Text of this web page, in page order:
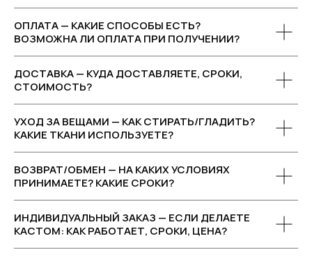
ОПЛАТА — КАКИЕ СПОСОБЫ ЕСТЬ?
ВОЗМОЖНА ЛИ ОПЛАТА ПРИ ПОЛУЧЕНИИ?
ДОСТАВКА — КУДА ДОСТАВЛЯЕТЕ, СРОКИ,
СТОИМОСТЬ?
УХОД ЗА ВЕЩАМИ — КАК СТИРАТЬ/ГЛАДИТЬ?
КАКИЕ ТКАНИ ИСПОЛЬЗУЕТЕ?
ВОЗВРАТ/ОБМЕН — НА КАКИХ УСЛОВИЯХ
ПРИНИМАЕТЕ? КАКИЕ СРОКИ?
ИНДИВИДУАЛЬНЫЙ ЗАКАЗ — ЕСЛИ ДЕЛАЕТЕ
КАСТОМ: КАК РАБОТАЕТ, СРОКИ, ЦЕНА?